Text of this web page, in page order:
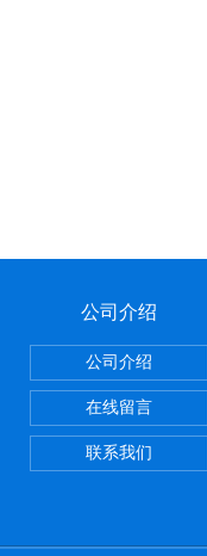
公司介绍
公司介绍
在线留言
联系我们